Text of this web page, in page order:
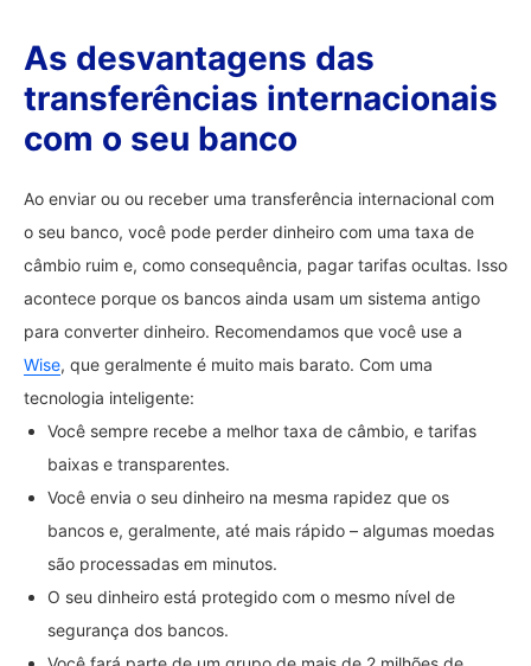
As desvantagens das
transferências internacionais
com o seu banco
Ao enviar ou ou receber uma transferência internacional com
o seu banco, você pode perder dinheiro com uma taxa de
câmbio ruim e, como consequência, pagar tarifas ocultas. Isso
acontece porque os bancos ainda usam um sistema antigo
para converter dinheiro. Recomendamos que você use a
Wise, que geralmente é muito mais barato. Com uma
tecnologia inteligente:
Você sempre recebe a melhor taxa de câmbio, e tarifas
baixas e transparentes.
Você envia o seu dinheiro na mesma rapidez que os
bancos e, geralmente, até mais rápido – algumas moedas
são processadas em minutos.
O seu dinheiro está protegido com o mesmo nível de
segurança dos bancos.